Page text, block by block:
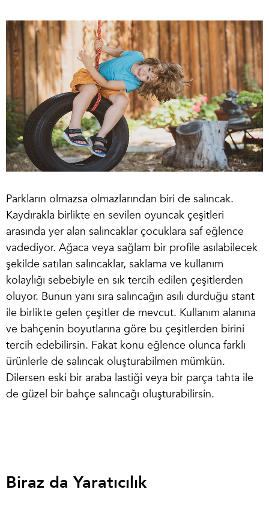
Parkların olmazsa olmazlarından biri de salıncak.
Kaydırakla birlikte en sevilen oyuncak çeşitleri
arasında yer alan salıncaklar çocuklara saf eğlence
vadediyor. Ağaca veya sağlam bir profile asılabilecek
şekilde satılan salıncaklar, saklama ve kullanım
kolaylığı sebebiyle en sık tercih edilen çeşitlerden
oluyor. Bunun yanı sıra salıncağın asılı durduğu stant
ile birlikte gelen çeşitler de mevcut. Kullanım alanına
ve bahçenin boyutlarına göre bu çeşitlerden birini
tercih edebilirsin. Fakat konu eğlence olunca farklı
ürünlerle de salıncak oluşturabilmen mümkün.
Dilersen eski bir araba lastiği veya bir parça tahta ile
de güzel bir bahçe salıncağı oluşturabilirsin.
Biraz da Yaratıcılık